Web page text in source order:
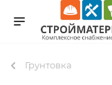
Грунтовка